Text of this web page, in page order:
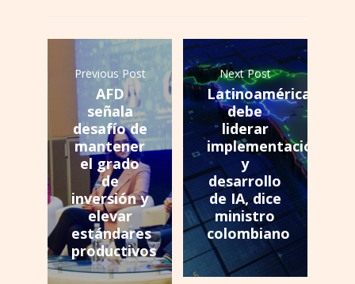
Previous Post
AFD
señala
desafío de
mantener
el grado
de
inversión y
elevar
estándares
productivos
Next Post
Latinoamérica
debe
liderar
implementación
y
desarrollo
de IA, dice
ministro
colombiano